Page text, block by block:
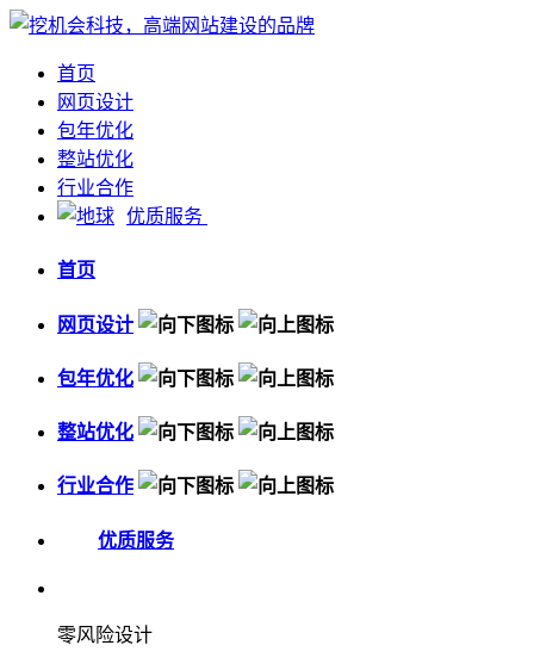
首页
网页设计
包年优化
整站优化
行业合作
优质服务
首页
网页设计
包年优化
整站优化
行业合作
优质服务
零风险设计